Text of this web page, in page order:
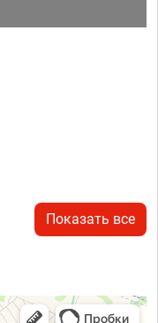
Показать все